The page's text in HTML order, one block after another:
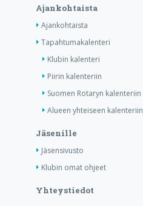
Ajankohtaista
Ajankohtaista
Tapahtumakalenteri
Klubin kalenteri
Piirin kalenteriin
Suomen Rotaryn kalenteriin
Alueen yhteiseen kalenteriin
Jäsenille
Jäsensivusto
Klubin omat ohjeet
Yhteystiedot